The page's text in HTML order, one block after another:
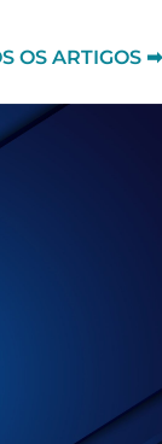
OS ARTIGOS ➡